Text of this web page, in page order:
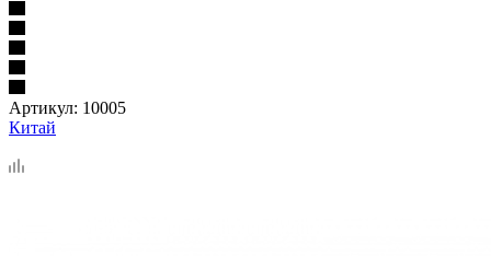
Артикул: 10005
Китай